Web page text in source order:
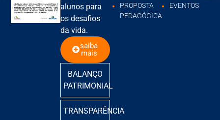
alunos para
os desafios
da vida.
saiba
mais
BALANÇO
PATRIMONIAL
TRANSPARÊNCIA
PROPOSTA
PEDAGÓGICA
EVENTOS